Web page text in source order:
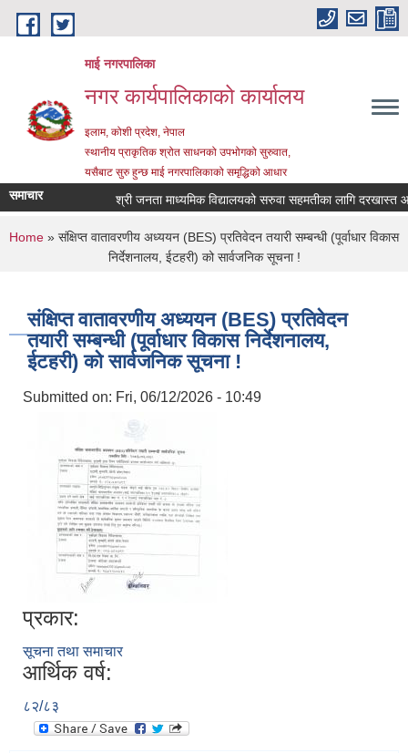
Skip to main content
माई नगरपालिका
नगर कार्यपालिकाको कार्यालय
इलाम, कोशी प्रदेश, नेपाल
स्थानीय प्राकृतिक श्रोत साधनको उपभोगको सुरुवात,
यसैबाट सुरु हुन्छ माई नगरपालिकाको समृद्धिको आधार
समाचार श्री जनता माध्यमिक विद्यालयको सरुवा सहमतीका लागि दरखास्त
You are here
Home » संक्षिप्त वातावरणीय अध्ययन (BES) प्रतिवेदन तयारी सम्बन्धी (पूर्वाधार विकास
निर्देशनालय, ईटहरी) को सार्वजनिक सूचना !
संक्षिप्त वातावरणीय अध्ययन (BES) प्रतिवेदन
तयारी सम्बन्धी (पूर्वाधार विकास निर्देशनालय,
ईटहरी) को सार्वजनिक सूचना !
Submitted on: Fri, 06/12/2026 - 10:49
प्रकार:
सूचना तथा समाचार
आर्थिक वर्ष:
८२/८३